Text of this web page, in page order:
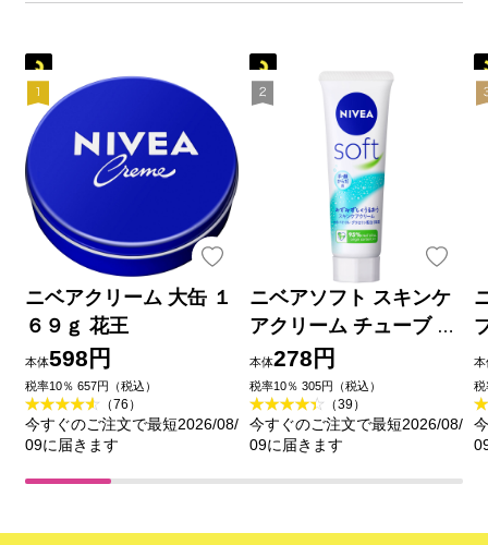
ニベアクリーム 大缶 １
６９ｇ 花王
本体598円
税率10％ 657円（税込）
（76）
今すぐのご注文で最短2026/08/
09に届きます
ニベアソフト スキンケ
アクリーム チューブ ５
０ｇ 花王
本体278円
税率10％ 305円（税込）
（39）
今すぐのご注文で最短2026/08/
09に届きます
本
税